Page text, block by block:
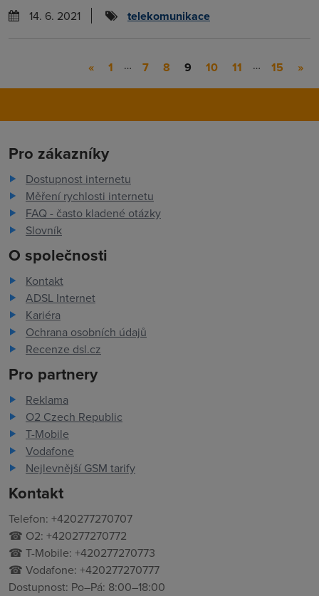
14. 6. 2021
telekomunikace
« 1 … 7 8 9 10 11 … 15 »
Pro zákazníky
Dostupnost internetu
Měření rychlosti internetu
FAQ - často kladené otázky
Slovník
O společnosti
Kontakt
ADSL Internet
Kariéra
Ochrana osobních údajů
Recenze dsl.cz
Pro partnery
Reklama
O2 Czech Republic
T-Mobile
Vodafone
Nejlevnější GSM tarify
Kontakt
Telefon: +420277270707
☎ O2: +420277270772
☎ T-Mobile: +420277270773
☎ Vodafone: +420277270777
Dostupnost: Po–Pá: 8:00–18:00